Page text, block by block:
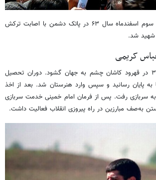
سرانجام او در بیست و سوم اسفندماه سال ۶۳ در پاتک دشمن با اصابت ترکش
شهید شد.
کریمی
سردار کریمی در سال ۳۶ در قهرود کاشان چشم به جهان گشود. دوران تحصیل
به پایان رسانید و سپس وارد هنرستان شد. بعد از اخذ
سربازی رفت. پس از فرمان امام خمینی خدمت سربازی
به‌صف مبارزین در راه پیروزی انقلاب فعالیت داشت.